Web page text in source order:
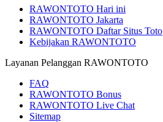
RAWONTOTO Hari ini
RAWONTOTO Jakarta
RAWONTOTO Daftar Situs Toto
Kebijakan RAWONTOTO
Layanan Pelanggan RAWONTOTO
FAQ
RAWONTOTO Bonus
RAWONTOTO Live Chat
Sitemap